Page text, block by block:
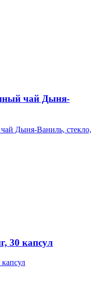
чай Дыня-
30 капсул